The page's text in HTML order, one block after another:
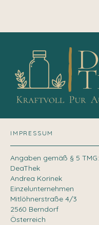
IMPRESSUM
Angaben gemäß § 5 TMG:
DeaThek
Andrea Korinek
Einzelunternehmen
Mitlöhnerstraße 4/3
2560 Berndorf
Österreich